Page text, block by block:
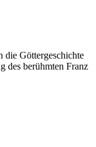
die Göttergeschichte
des berühmten Franz